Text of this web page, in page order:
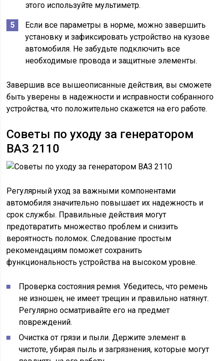
этого используйте мультиметр.
Если все параметры в норме, можно завершить
установку и зафиксировать устройство на кузове
автомобиля. Не забудьте подключить все
необходимые провода и защитные элементы.
Завершив все вышеописанные действия, вы сможете
быть уверены в надежности и исправности собранного
устройства, что положительно скажется на его работе.
Советы по уходу за генератором
ВАЗ 2110
Регулярный уход за важными компонентами
автомобиля значительно повышает их надежность и
срок службы. Правильные действия могут
предотвратить множество проблем и снизить
вероятность поломок. Следование простым
рекомендациям поможет сохранить
функциональность устройства на высоком уровне.
Проверка состояния ремня. Убедитесь, что ремень
не изношен, не имеет трещин и правильно натянут.
Регулярно осматривайте его на предмет
повреждений.
Очистка от грязи и пыли. Держите элемент в
чистоте, убирая пыль и загрязнения, которые могут